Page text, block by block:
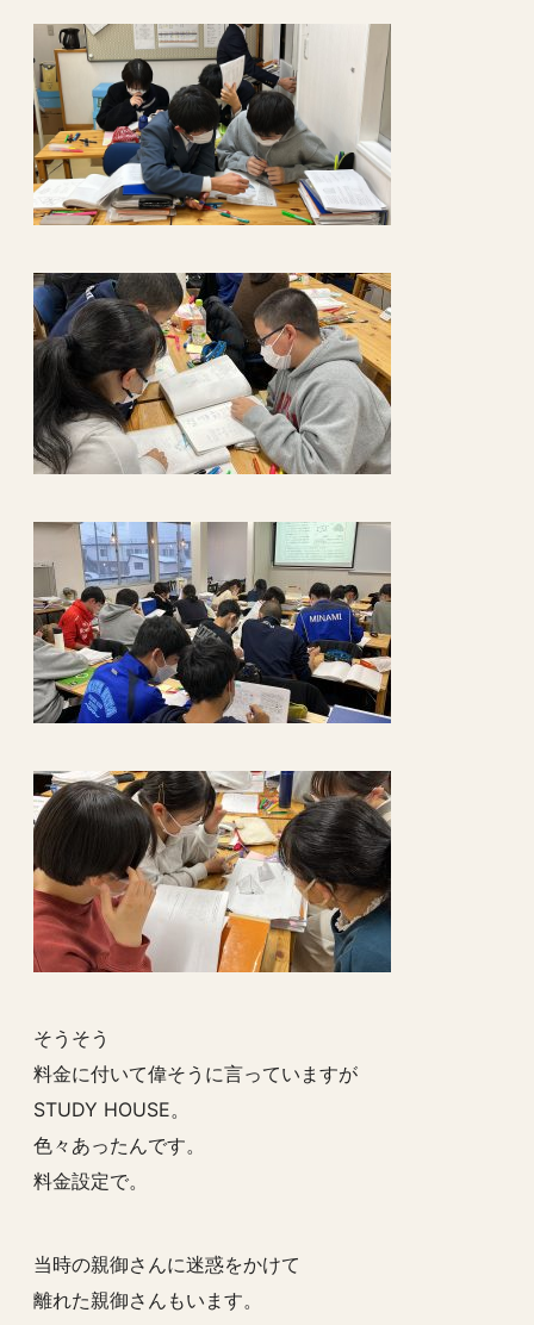
そうそう
料金に付いて偉そうに言っていますが
STUDY HOUSE。
色々あったんです。
料金設定で。
当時の親御さんに迷惑をかけて
離れた親御さんもいます。